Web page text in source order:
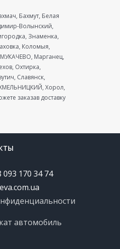
Бахмут, Белая
Волынский,
Знаменка,
Коломыя,
Марганец,
Охтирка,
Славянск,
ХМЕЛЬНИЦКИЙ, Хорол,
заказав доставку
170 34 74
автомобиль